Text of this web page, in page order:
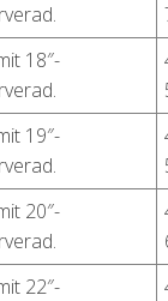
18″-
19″-
20″-
22″-